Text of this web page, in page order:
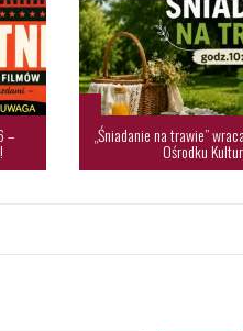
– „Śniadanie na trawie”
Ośrodku